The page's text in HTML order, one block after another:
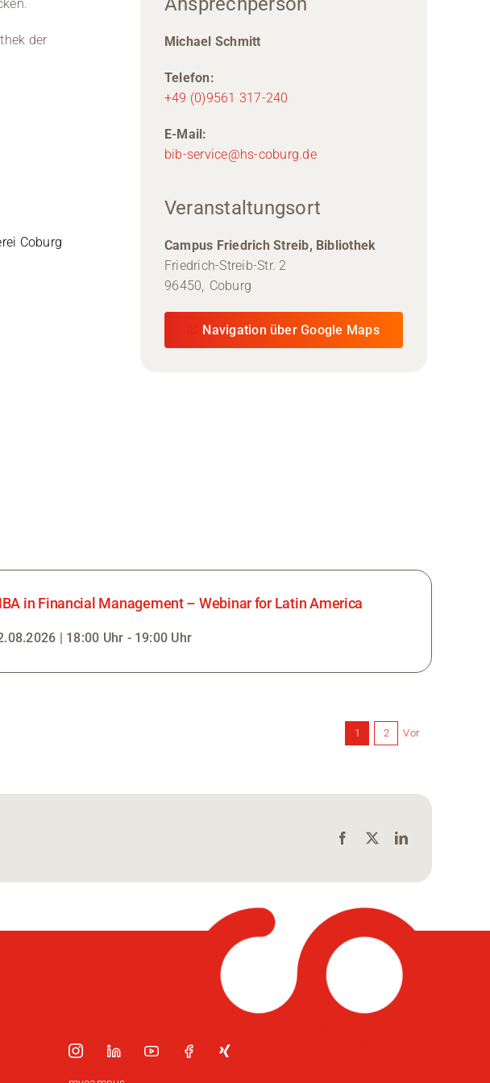
der
Coburg
Michael Schmitt
Telefon:
+49 (0)9561 317-240
E-Mail:
bib-service@hs-coburg.de
Veranstaltungsort
Campus Friedrich Streib, Bibliothek
Friedrich-Streib-Str. 2
96450, Coburg
Navigation über Google Maps
in Financial Management – Webinar for Latin America
| 18:00 Uhr - 19:00 Uhr
1 2 Vor